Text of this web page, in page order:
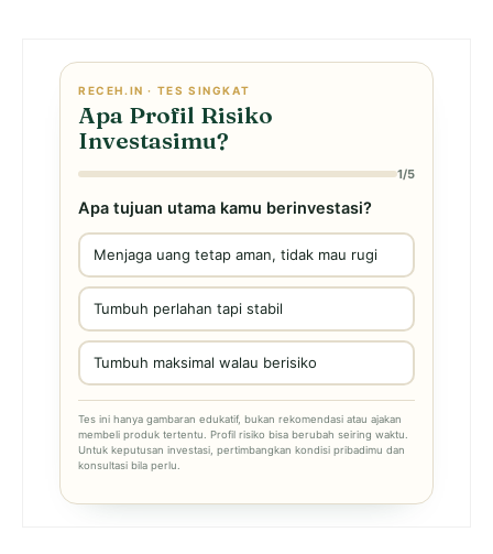
RECEH.IN · TES SINGKAT
Apa Profil Risiko
Investasimu?
1/5
Apa tujuan utama kamu berinvestasi?
Menjaga uang tetap aman, tidak mau rugi
Tumbuh perlahan tapi stabil
Tumbuh maksimal walau berisiko
Tes ini hanya gambaran edukatif, bukan rekomendasi atau ajakan
membeli produk tertentu. Profil risiko bisa berubah seiring waktu.
Untuk keputusan investasi, pertimbangkan kondisi pribadimu dan
konsultasi bila perlu.